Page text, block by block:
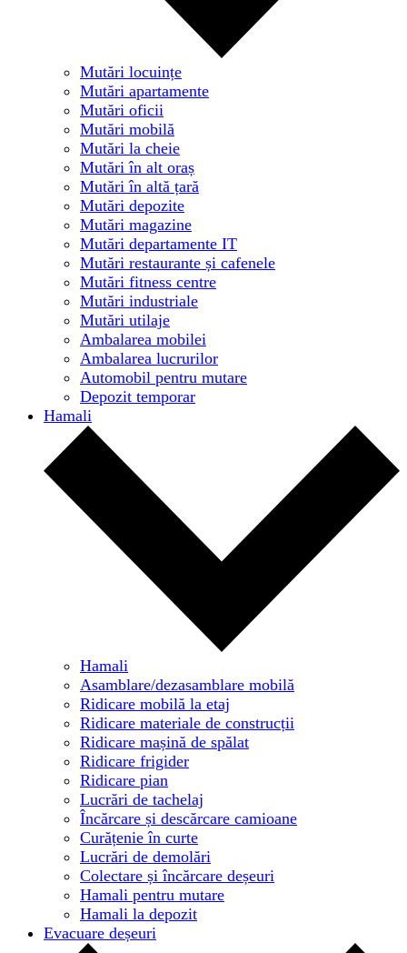
Mutări locuințe
Mutări apartamente
Mutări oficii
Mutări mobilă
Mutări la cheie
Mutări în alt oraș
Mutări în altă țară
Mutări depozite
Mutări magazine
Mutări departamente IT
Mutări restaurante și cafenele
Mutări fitness centre
Mutări industriale
Mutări utilaje
Ambalarea mobilei
Ambalarea lucrurilor
Automobil pentru mutare
Depozit temporar
Hamali
Hamali
Asamblare/dezasamblare mobilă
Ridicare mobilă la etaj
Ridicare materiale de construcții
Ridicare mașină de spălat
Ridicare frigider
Ridicare pian
Lucrări de tachelaj
Încărcare și descărcare camioane
Curățenie în curte
Lucrări de demolări
Colectare și încărcare deșeuri
Hamali pentru mutare
Hamali la depozit
Evacuare deșeuri